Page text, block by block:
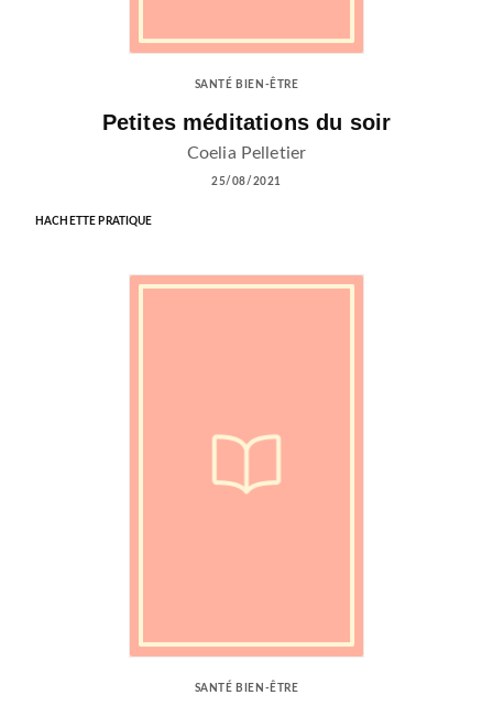
SANTÉ BIEN-ÊTRE
Petites méditations du soir
Coelia Pelletier
25/08/2021
HACHETTE PRATIQUE
SANTÉ BIEN-ÊTRE